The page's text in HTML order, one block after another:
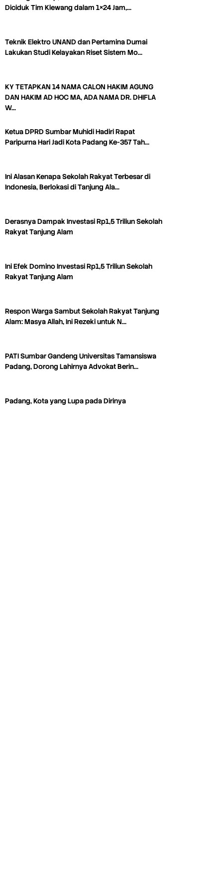
Diciduk Tim Klewang dalam 1×24 Jam,…
Teknik Elektro UNAND dan Pertamina Dumai
Lakukan Studi Kelayakan Riset Sistem Mo…
KY TETAPKAN 14 NAMA CALON HAKIM AGUNG
DAN HAKIM AD HOC MA, ADA NAMA DR. DHIFLA
W…
Ketua DPRD Sumbar Muhidi Hadiri Rapat
Paripurna Hari Jadi Kota Padang Ke-357 Tah…
Ini Alasan Kenapa Sekolah Rakyat Terbesar di
Indonesia, Berlokasi di Tanjung Ala…
Derasnya Dampak Investasi Rp1,5 Triliun Sekolah
Rakyat Tanjung Alam
Ini Efek Domino Investasi Rp1,5 Triliun Sekolah
Rakyat Tanjung Alam
Respon Warga Sambut Sekolah Rakyat Tanjung
Alam: Masya Allah, Ini Rezeki untuk N…
PATI Sumbar Gandeng Universitas Tamansiswa
Padang, Dorong Lahirnya Advokat Berin…
Padang, Kota yang Lupa pada Dirinya